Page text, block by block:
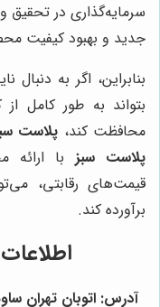
سرمایه‌گذاری در تحقیق
جدید و بهبود کیفیت
بنابراین، اگر به
بتواند به طور کامل
محافظت کند، پلاست
پلاست سبزبا ارائه
قیمت‌های رقابتی،
برآورده کند.
آدرس: اتوبان تهران